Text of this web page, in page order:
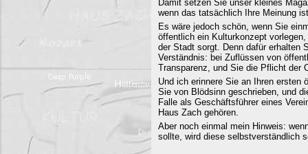
Damit setzen Sie unser kleines
wenn das tatsächlich Ihre Meinung
Es wäre jedoch schön, wenn Sie
öffentlich ein Kulturkonzept
der Stadt sorgt. Denn dafür erhalten
Verständnis: bei Zuflüssen von
Transparenz, und Sie die Pflicht der
Und ich erinnere Sie an Ihren ersten
Sie von Blödsinn geschrieben, und
Falle als Geschäftsführer eines
Haus Zach gehören.
Aber noch einmal mein Hinweis:
sollte, wird diese selbstverständlich